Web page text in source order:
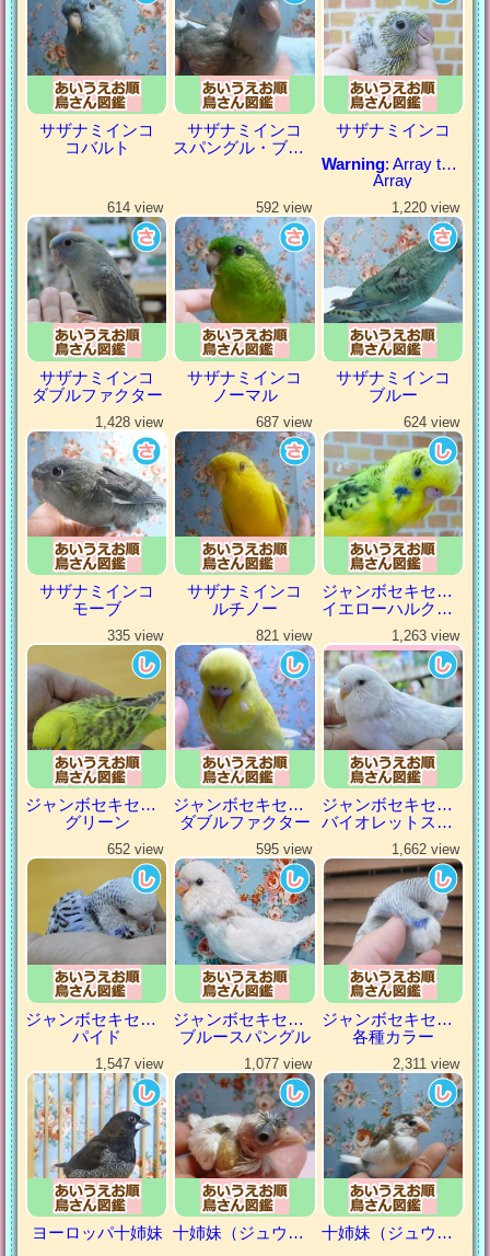
サザナミインコ
コバルト
サザナミインコ
スパングル・ブルー
サザナミインコ
Warning: Array to string conversion in
Array
614 view
サザナミインコ
ダブルファクター
592 view
サザナミインコ
ノーマル
1,220 view
サザナミインコ
ブルー
1,428 view
サザナミインコ
モーブ
687 view
サザナミインコ
ルチノー
624 view
ジャンボセキセイインコ
イエローハルクイン
335 view
ジャンボセキセイインコ
グリーン
821 view
ジャンボセキセイインコ
ダブルファクター
1,263 view
ジャンボセキセイインコ
バイオレットスパングル
652 view
ジャンボセキセイインコ
パイド
595 view
ジャンボセキセイインコ
ブルースパングル
1,662 view
ジャンボセキセイインコ
各種カラー
1,547 view
ヨーロッパ十姉妹
1,077 view
十姉妹（ジュウシマツ）
2,311 view
十姉妹（ジュウシマツ）